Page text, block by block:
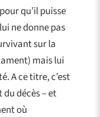
qu’il puisse
ne donne pas
sur la
mais lui
A ce titre, c’est
décès – et
où